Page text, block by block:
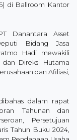
di Ballroom Kantor
Danantara Asset
Bidang Jasa
Hadi mewakili
dan Direksi Hutama
dan Afiliasi,
dalam rapat
Tahunan dan
Persetujuan
Tahun Buku 2024,